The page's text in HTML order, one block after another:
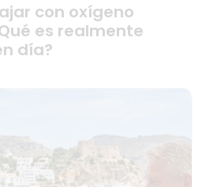
con oxígeno
es realmente
día?